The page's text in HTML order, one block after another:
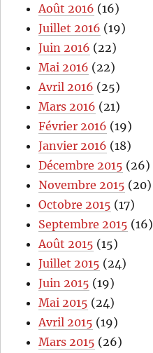
Août 2016 (16)
Juillet 2016 (19)
Juin 2016 (22)
Mai 2016 (22)
Avril 2016 (25)
Mars 2016 (21)
Février 2016 (19)
Janvier 2016 (18)
Décembre 2015 (26)
Novembre 2015 (20)
Octobre 2015 (17)
Septembre 2015 (16)
Août 2015 (15)
Juillet 2015 (24)
Juin 2015 (19)
Mai 2015 (24)
Avril 2015 (19)
Mars 2015 (26)